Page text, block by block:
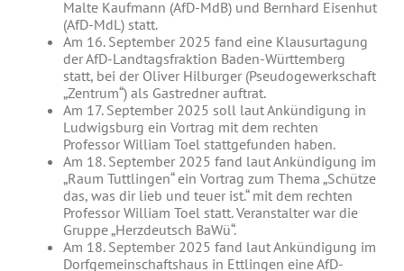
Malte Kaufmann (AfD-MdB) und Bernhard Eisenhut
(AfD-MdL) statt.
Am 16. September 2025 fand eine Klausurtagung
der AfD-Landtagsfraktion Baden-Württemberg
statt, bei der Oliver Hilburger (Pseudogewerkschaft
„Zentrum“) als Gastredner auftrat.
Am 17. September 2025 soll laut Ankündigung in
Ludwigsburg ein Vortrag mit dem rechten
Professor William Toel stattgefunden haben.
Am 18. September 2025 fand laut Ankündigung im
„Raum Tuttlingen“ ein Vortrag zum Thema „Schütze
das, was dir lieb und teuer ist.“ mit dem rechten
Professor William Toel statt. Veranstalter war die
Gruppe „Herzdeutsch BaWü“.
Am 18. September 2025 fand laut Ankündigung im
Dorfgemeinschaftshaus in Ettlingen eine AfD-